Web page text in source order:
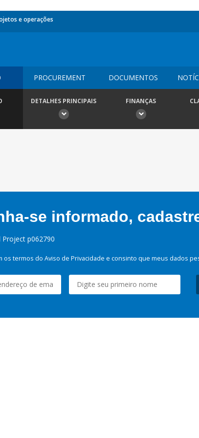
e operações
PROCUREMENT DOCUMENTOS
DETALHES PRINCIPAIS FINANÇAS
se informado,
p062790
os termos do Aviso de Privacidade e consinto que meus dados